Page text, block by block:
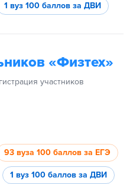
1 вуз 100 баллов за ДВИ
«Физтех»
участников
93 вуза 100 баллов за ЕГЭ
1 вуз 100 баллов за ДВИ